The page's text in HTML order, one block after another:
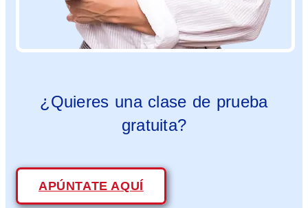
¿Quieres una clase de prueba
gratuita?
APÚNTATE AQUÍ